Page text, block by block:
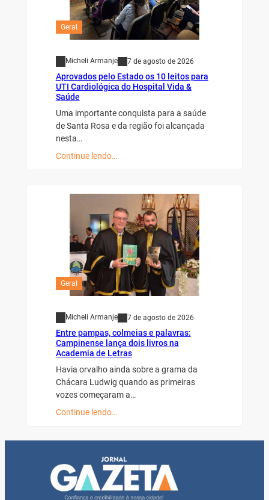
Geral
Micheli Armanje 7 de agosto de 2026
Aprovados pelo Estado os 10 leitos para
UTI Cardiológica do Hospital Vida &
Saúde
Uma importante conquista para a saúde
de Santa Rosa e da região foi alcançada
nesta…
Continue lendo…
Geral
Micheli Armanje 7 de agosto de 2026
Entre pampas, colmeias e palavras:
Campinense lança dois livros na
Academia de Letras
Havia orvalho ainda sobre a grama da
Chácara Ludwig quando as primeiras
vozes começaram a…
Continue lendo…